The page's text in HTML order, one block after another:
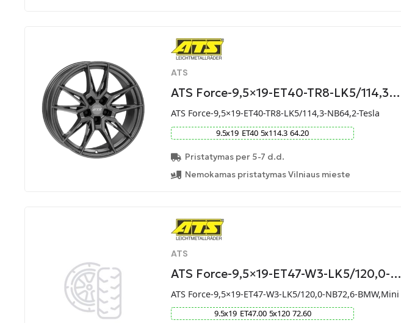
ATS
ATS Force-9,5×19-ET40-TR8-LK5/114,3…
ATS Force-9,5×19-ET40-TR8-LK5/114,3-NB64,2-Tesla
9.5x19 ET40 5x114.3 64.20
Pristatymas per 5-7 d.d.
Nemokamas pristatymas Vilniaus mieste
ATS
ATS Force-9,5×19-ET47-W3-LK5/120,0-…
ATS Force-9,5×19-ET47-W3-LK5/120,0-NB72,6-BMW,Mini
9.5x19 ET47.00 5x120 72.60